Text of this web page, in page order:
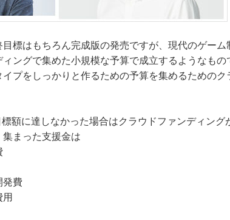
標はもちろん完成版の発売ですが、現代のゲー
ングで集めた小規模な予算で成立するようなもの
プをしっかりと作るための予算を集めるためのク
額に達しなかった場合はクラウドファンディン
まった支援金は
発費
用